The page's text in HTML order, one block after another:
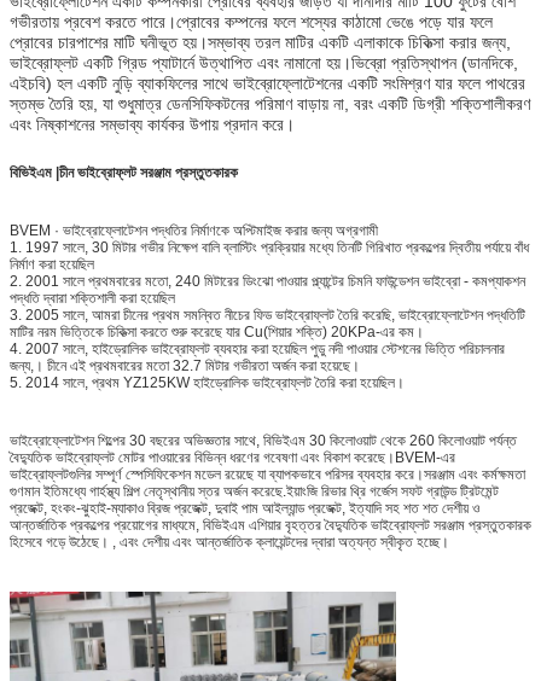
গভীরতায় প্রবেশ করতে পারে।প্রোবের কম্পনের ফলে শস্যের কাঠামো ভেঙে পড়ে যার ফলে
প্রোবের চারপাশের মাটি ঘনীভূত হয়।সম্ভাব্য তরল মাটির একটি এলাকাকে চিকিত্সা করার জন্য,
ভাইব্রোফ্লট একটি গ্রিড প্যাটার্নে উত্থাপিত এবং নামানো হয়।ভিব্রো প্রতিস্থাপন (ডানদিকে,
এইচবি) হল একটি নুড়ি ব্যাকফিলের সাথে ভাইব্রোফ্লোটেশনের একটি সংমিশ্রণ যার ফলে পাথরের
স্তম্ভ তৈরি হয়, যা শুধুমাত্র ডেনসিফিকটনের পরিমাণ বাড়ায় না, বরং একটি ডিগ্রী শক্তিশালীকরণ
এবং নিষ্কাশনের সম্ভাব্য কার্যকর উপায় প্রদান করে।
বিভিইএম |চীনভাইব্রোফ্লট সরঞ্জাম প্রস্তুতকারক
BVEM · ভাইব্রোফ্লোটেশন পদ্ধতির নির্মাণকে অপ্টিমাইজ করার জন্য অগ্রগামী
1. 1997 সালে, 30 মিটার গভীর নিক্ষেপ বালি ব্লাস্টিং প্রক্রিয়ার মধ্যে তিনটি গিরিখাত প্রকল্পের দ্বিতীয় পর্যায়ে বাঁধ
নির্মাণ করা হয়েছিল
2. 2001 সালে প্রথমবারের মতো, 240 মিটারের ডিংঝো পাওয়ার প্ল্যান্টের চিমনি ফাউন্ডেশন ভাইব্রো - কমপ্যাকশন
পদ্ধতি দ্বারা শক্তিশালী করা হয়েছিল
3. 2005 সালে, আমরা চীনের প্রথম সমন্বিত নীচের ফিড ভাইব্রোফ্লট তৈরি করেছি, ভাইব্রোফ্লোটেশন পদ্ধতিটি
মাটির নরম ভিত্তিকে চিকিত্সা করতে শুরু করেছে যার Cu(শিয়ার শক্তি) 20KPa-এর কম।
4. 2007 সালে, হাইড্রোলিক ভাইব্রোফ্লট ব্যবহার করা হয়েছিল পুডু নদী পাওয়ার স্টেশনের ভিত্তি পরিচালনার
জন্য,। চীনে এই প্রথমবারের মতো 32.7 মিটার গভীরতা অর্জন করা হয়েছে।
5. 2014 সালে, প্রথম YZ125KW হাইড্রোলিক ভাইব্রোফ্লট তৈরি করা হয়েছিল।
ভাইব্রোফ্লোটেশন শিল্পের 30 বছরের অভিজ্ঞতার সাথে, বিভিইএম 30 কিলোওয়াট থেকে 260 কিলোওয়াট পর্যন্ত
বৈদ্যুতিক ভাইব্রোফ্লট মোটর পাওয়ারের বিভিন্ন ধরণের গবেষণা এবং বিকাশ করেছে।BVEM-এর
ভাইব্রোফ্লটগুলির সম্পূর্ণ স্পেসিফিকেশন মডেল রয়েছে যা ব্যাপকভাবে পরিসর ব্যবহার করে।সরঞ্জাম এবং কর্মক্ষমতা
গুণমান ইতিমধ্যে গার্হস্থ্য শিল্প নেতৃস্থানীয় স্তর অর্জন করেছে.ইয়াংজি রিভার থ্রি গর্জেস সফট গ্রাউন্ড ট্রিটমেন্ট
প্রজেক্ট, হংকং-ঝুহাই-ম্যাকাও ব্রিজ প্রজেক্ট, দুবাই পাম আইল্যান্ড প্রজেক্ট, ইত্যাদি সহ শত শত দেশীয় ও
আন্তর্জাতিক প্রকল্পের প্রয়োগের মাধ্যমে, বিভিইএম এশিয়ার বৃহত্তর বৈদ্যুতিক ভাইব্রোফ্লট সরঞ্জাম প্রস্তুতকারক
হিসেবে গড়ে উঠেছে। , এবং দেশীয় এবং আন্তর্জাতিক ক্লায়েন্টদের দ্বারা অত্যন্ত স্বীকৃত হচ্ছে।